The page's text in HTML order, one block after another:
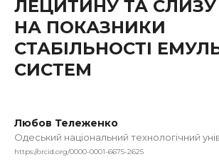
ЛЕЦИТИНУ ТА
НА ПОКАЗНИКИ
СТАБІЛЬНОСТІ
СИСТЕМ
Любов Тележенко
Одеський національний технологічний
https://orcid.org/0000-0001-6675-2625